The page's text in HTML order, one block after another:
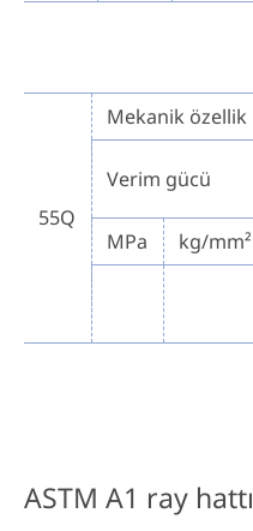
55Q
Mekanik özellik
Verim gücü
MPa kg/mm²
ASTM A1 ray hattı